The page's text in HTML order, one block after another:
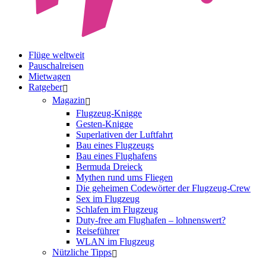
Flüge weltweit
Pauschalreisen
Mietwagen
Ratgeber
Magazin
Flugzeug-Knigge
Gesten-Knigge
Superlativen der Luftfahrt
Bau eines Flugzeugs
Bau eines Flughafens
Bermuda Dreieck
Mythen rund ums Fliegen
Die geheimen Codewörter der Flugzeug-Crew
Sex im Flugzeug
Schlafen im Flugzeug
Duty-free am Flughafen – lohnenswert?
Reiseführer
WLAN im Flugzeug
Nützliche Tipps